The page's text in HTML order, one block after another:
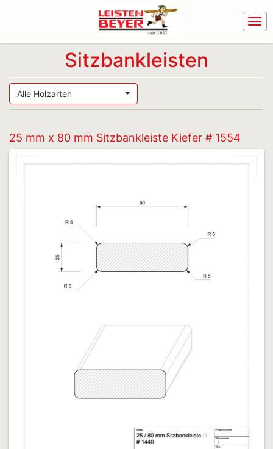
Sitzbankleisten
Alle Holzarten
25 mm x 80 mm Sitzbankleiste Kiefer # 1554